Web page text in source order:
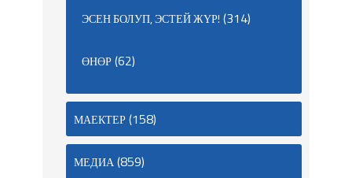
ЭСЕН БОЛУП, ЭСТЕЙ ЖҮР! (314)
ӨНӨР(62)
МАЕКТЕР(158)
МЕДИА(859)